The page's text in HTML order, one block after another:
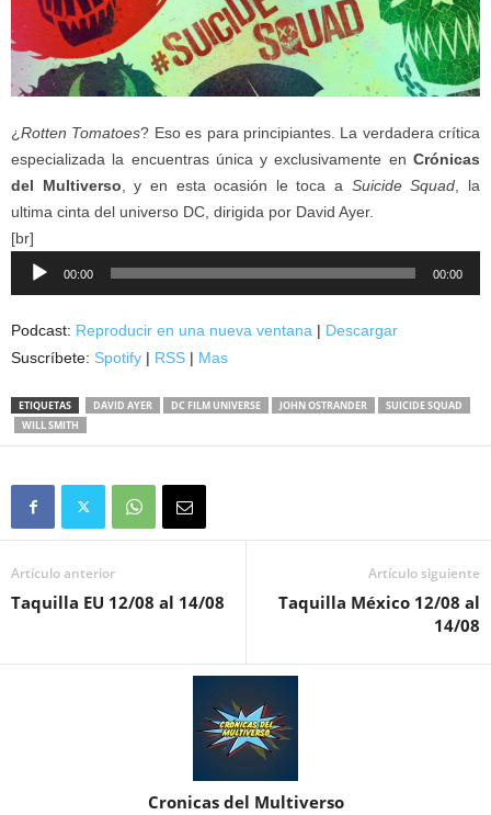
¿Rotten Tomatoes? Eso es para principiantes. La verdadera crítica
especializada la encuentras única y exclusivamente en Crónicas
del Multiverso, y en esta ocasión le toca a Suicide Squad, la
ultima cinta del universo DC, dirigida por David Ayer.
[br]
Reproductor
00:00 00:00
Podcast: Reproducir en una nueva ventana | Descargar
Suscríbete: Spotify | RSS | Mas
ETIQUETAS DAVID AYER DC FILM UNIVERSE JOHN OSTRANDER
SUICIDE SQUAD
WILL SMITH
Artículo anterior
Taquilla EU 12/08 al 14/08
Artículo siguiente
Taquilla México 12/08 al
14/08
Cronicas del Multiverso